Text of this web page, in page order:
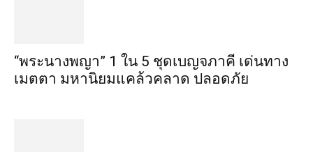
“พระ​นาง​พญา” 1 ใน 5​ ชุดเบญจ​ภาคี​ เด่นทาง
เมตตา​ มหา​นิยม​แคล้วคลาด​ ปลอดภัย​